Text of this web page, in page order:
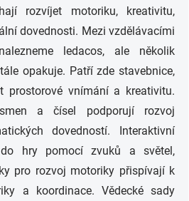
rozvíjet motoriku, kreativitu,
dovednosti. Mezi vzdělávacími
ledacos, ale několik
opakuje. Patří zde stavebnice,
prostorové vnímání a kreativitu.
a čísel podporují rozvoj
dovedností. Interaktivní
hry pomocí zvuků a světel,
pro rozvoj motoriky přispívají k
a koordinace. Vědecké sady